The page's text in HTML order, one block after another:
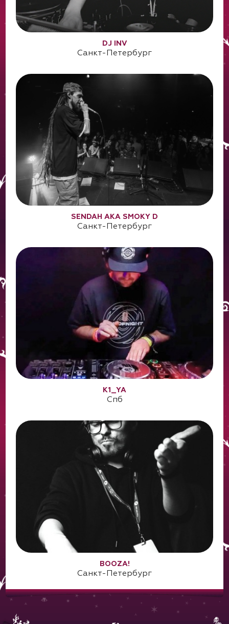
DJ INV
Санкт-Петербург
SENDAH AKA SMOKY D
Санкт-Петербург
K1_YA
Спб
BOOZA!
Санкт-Петербург